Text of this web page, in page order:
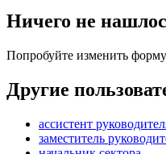
Ничего не
Попробуйте изменить
Другие
ассистент
заместитель